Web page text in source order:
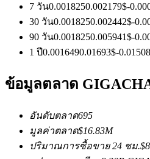
ฟิวเจอร์สที่ใช้ USDC เป็นหลั
คัดลอกการซื้อขาย
7 วัน0.0018250.002179$-
30 วัน0.0018250.002442$-
90 วัน0.0018250.005941$-
1 ปี0.0016490.01693$-0.01508
ข้อมูลตลาด
อันดับตลาด695
มูลค่าตลาด$16.83M
ปริมาณการซื้อขาย 24 ชม.$